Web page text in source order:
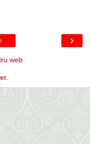
›
web
.